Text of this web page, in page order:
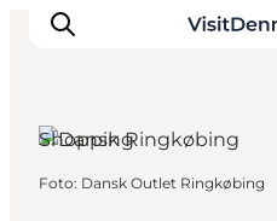
Shopping
Foto: Dansk Outlet Ringkøbing